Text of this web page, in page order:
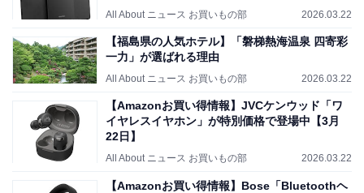
All About ニュース お買いもの部 2026.03.22
【福島県の人気ホテル】「磐梯熱海温泉 四寄彩
一力」が選ばれる理由
All About ニュース お買いもの部 2026.03.22
【Amazonお買い得情報】JVCケンウッド「ワ
イヤレスイヤホン」が特別価格で登場中【3月
22日】
All About ニュース お買いもの部 2026.03.22
【Amazonお買い得情報】Bose「Bluetoothヘ